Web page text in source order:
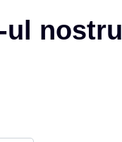
ul nostru